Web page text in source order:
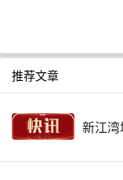
推荐文章
新江